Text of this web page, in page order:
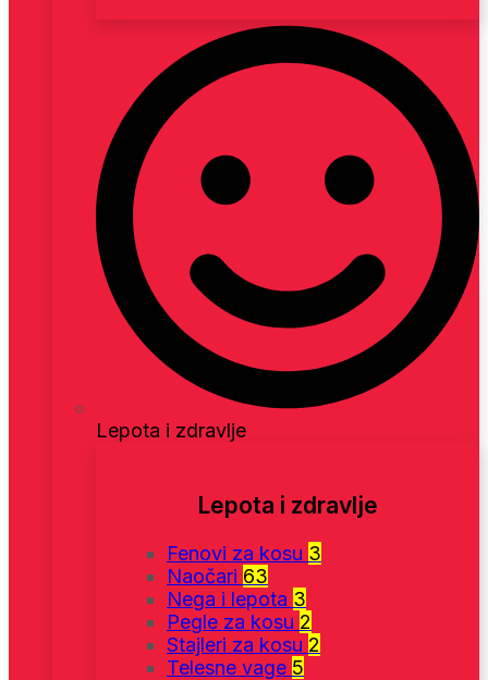
Lepota i zdravlje
Lepota i zdravlje
Fenovi za kosu 3
Naočari 63
Nega i lepota 3
Pegle za kosu 2
Stajleri za kosu 2
Telesne vage 5